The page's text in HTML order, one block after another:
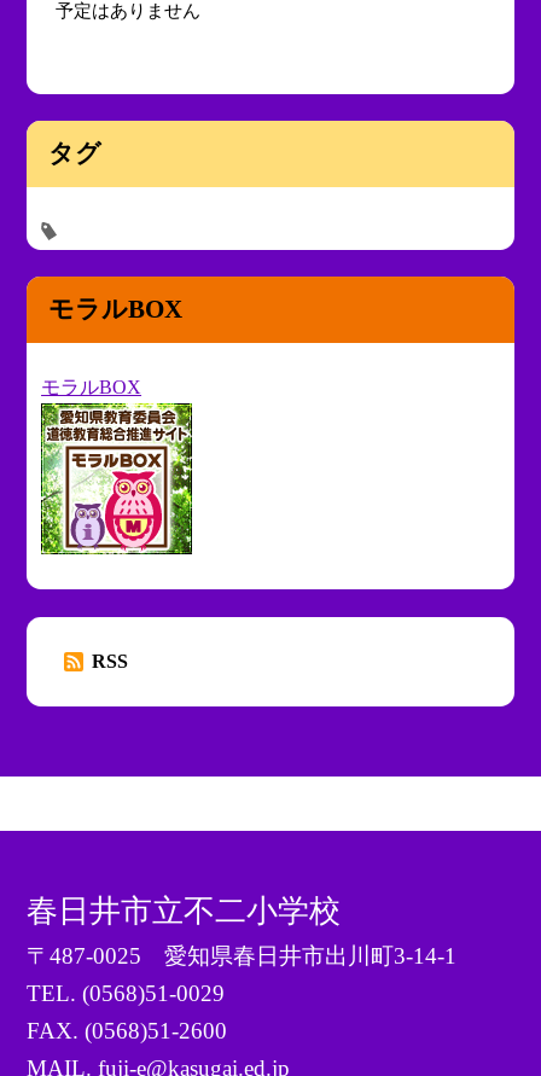
予定はありません
タグ
モラルBOX
モラルBOX
RSS
春日井市立不二小学校
〒487-0025 愛知県春日井市出川町3-14-1
TEL.(0568)51-0029
FAX. (0568)51-2600
MAIL. fuji-e@kasugai.ed.jp